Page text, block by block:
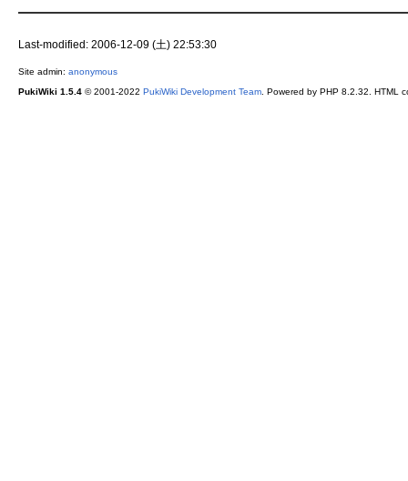
Last-modified: 2006-12-09 (土) 22:53:30
Site admin: anonymous
PukiWiki 1.5.4© 2001-2022 PukiWiki Development Team. Powered by PHP 8.2.32. HTML